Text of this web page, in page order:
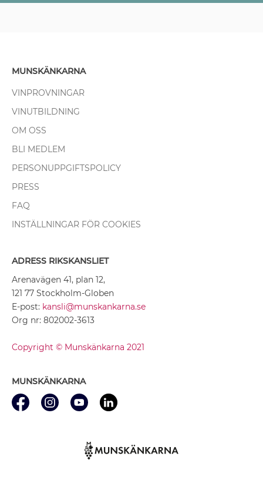
MUNSKÄNKARNA
VINPROVNINGAR
VINUTBILDNING
OM OSS
BLI MEDLEM
PERSONUPPGIFTSPOLICY
PRESS
FAQ
INSTÄLLNINGAR FÖR COOKIES
ADRESS RIKSKANSLIET
Arenavägen 41, plan 12,
121 77 Stockholm-Globen
E-post: kansli@munskankarna.se
Org nr: 802002-3613
Copyright © Munskänkarna 2021
MUNSKÄNKARNA